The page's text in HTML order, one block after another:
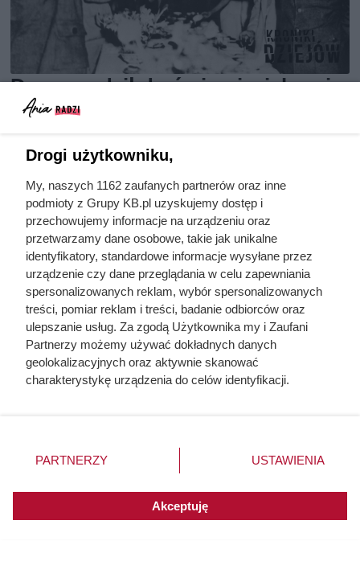
Doprowadził do śmierci większej
liczby ludzi niż Hitler i Stalin
jako bohatera
elewacji. To, co zastali pod
Drogi użytkowniku,
My, naszych 1162 zaufanych partnerów oraz inne
podmioty z Grupy KB.pl uzyskujemy dostęp i
przechowujemy informacje na urządzeniu oraz
przetwarzamy dane osobowe, takie jak unikalne
identyfikatory, standardowe informacje wysyłane przez
urządzenie czy dane przeglądania w celu zapewniania
spersonalizowanych reklam, wybór spersonalizowanych
treści, pomiar reklam i treści, badanie odbiorców oraz
ulepszanie usług. Za zgodą Użytkownika my i Zaufani
Partnerzy możemy używać dokładnych danych
geolokalizacyjnych oraz aktywnie skanować
charakterystykę urządzenia do celów identyfikacji.
zmienić/wycofać klikając przycisk ustawień prywatności
znajdujący się w lewym dolnym rogu strony. Niektóre
użytkownika, ale masz prawo sprzeciwić się takiemu
przetwarzaniu. Preferencje będą miały zastosowania do
PARTNERZY USTAWIENIA
Akceptuję